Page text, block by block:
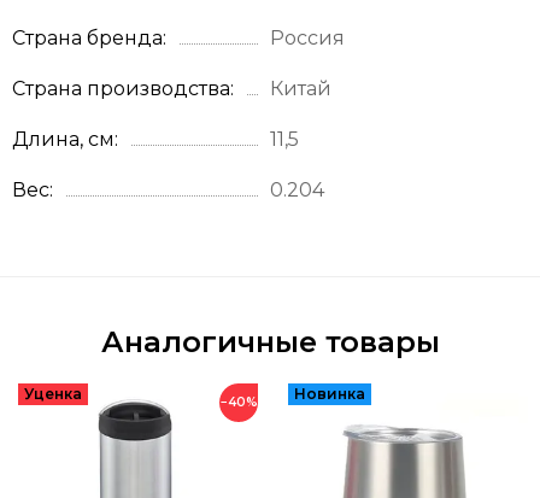
Страна бренда Россия
Страна производства Китай
Длина, см 11,5
Вес 0.204
Аналогичные товары
−40%